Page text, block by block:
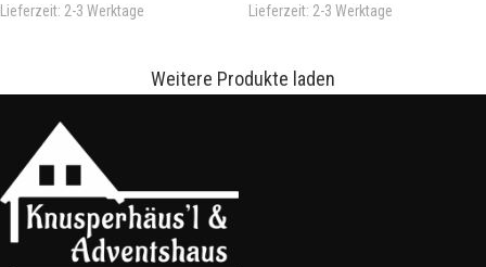
Lieferzeit: 2-3 Werktage
Lieferzeit: 2-3 Werktage
Weitere Produkte laden